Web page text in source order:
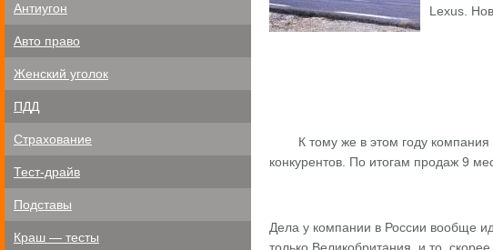
Антиугон
Авто право
Женский уголок
ПДД
Страхование
Тест-драйв
Подставы
Краш — тесты
Lexus.
К тому же в этом году компания
конкурентов. По итогам продаж 9
Дела у компании в России вообще